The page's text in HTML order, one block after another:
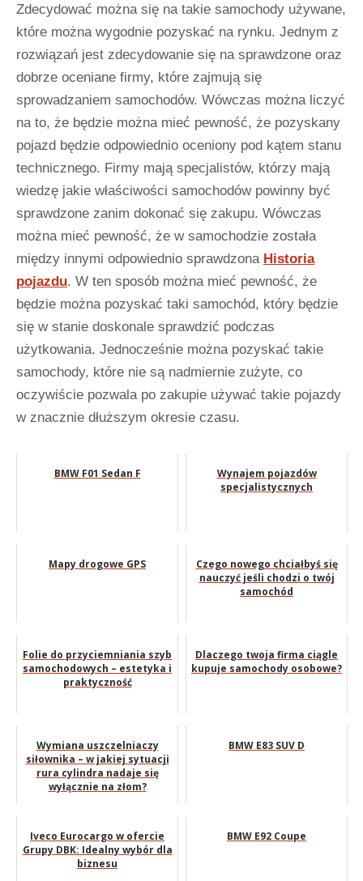
Zdecydować można się na takie samochody używane,
które można wygodnie pozyskać na rynku. Jednym z
rozwiązań jest zdecydowanie się na sprawdzone oraz
dobrze oceniane firmy, które zajmują się
sprowadzaniem samochodów. Wówczas można liczyć
na to, że będzie można mieć pewność, że pozyskany
pojazd będzie odpowiednio oceniony pod kątem stanu
technicznego. Firmy mają specjalistów, którzy mają
wiedzę jakie właściwości samochodów powinny być
sprawdzone zanim dokonać się zakupu. Wówczas
można mieć pewność, że w samochodzie została
między innymi odpowiednio sprawdzona Historia
pojazdu. W ten sposób można mieć pewność, że
będzie można pozyskać taki samochód, który będzie
się w stanie doskonale sprawdzić podczas
użytkowania. Jednocześnie można pozyskać takie
samochody, które nie są nadmiernie zużyte, co
oczywiście pozwala po zakupie używać takie pojazdy
w znacznie dłuższym okresie czasu.
BMW F01 Sedan F
Wynajem pojazdów
specjalistycznych
Mapy drogowe GPS
Czego nowego chciałbyś się
nauczyć jeśli chodzi o twój
samochód
Folie do przyciemniania szyb
samochodowych – estetyka i
praktyczność
Dlaczego twoja firma ciągle
kupuje samochody osobowe?
Wymiana uszczelniaczy
siłownika – w jakiej sytuacji
rura cylindra nadaje się
wyłącznie na złom?
BMW E83 SUV D
Iveco Eurocargo w ofercie
Grupy DBK: Idealny wybór dla
biznesu
BMW E92 Coupe